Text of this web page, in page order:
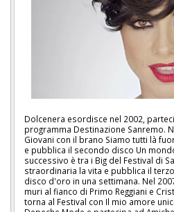
Dolcenera esordisce nel 2002,
programma Destinazione Sanremo.
Giovani con il brano Siamo tutti là
e pubblica il secondo disco Un
successivo è tra i Big del Festival di
straordinaria la vita e pubblica il
disco d'oro in una settimana. Nel
muri al fianco di Primo Reggiani e
torna al Festival con Il mio amore